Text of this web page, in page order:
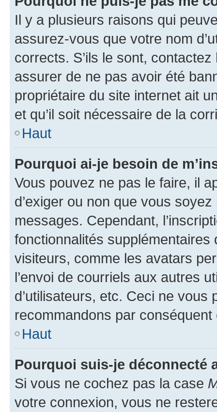
Il y a plusieurs raisons qui
assurez-vous que votre nom
corrects. S’ils le sont,
assurer de ne pas avoir été
propriétaire du site internet ait
et qu’il soit nécessaire de la
Haut
Pourquoi ai-je besoin de
Vous pouvez ne pas le faire, il
d’exiger ou non que vous
messages. Cependant,
fonctionnalités
visiteurs, comme les avatars
l’envoi de courriels aux autres
d’utilisateurs, etc. Ceci ne vous
recommandons par conséquent
Haut
Pourquoi suis-je déconnecté
Si vous ne cochez pas la case
votre connexion, vous ne